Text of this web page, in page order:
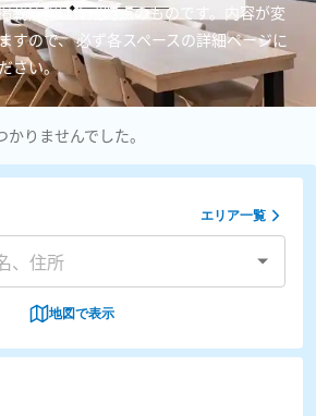
載情報は作成時点のものです。内容が変
すので、 必ず各スペースの詳細ページに
さい。
りませんでした。
エリア一覧
地図で表示